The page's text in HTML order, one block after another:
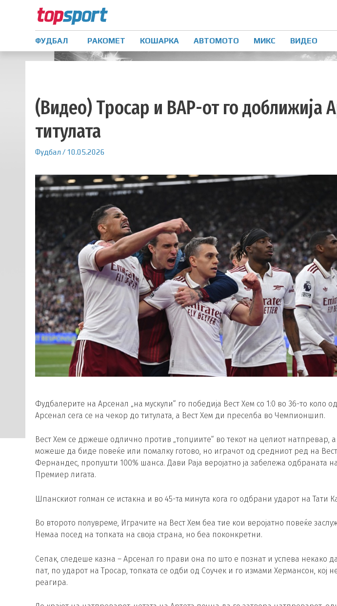
ФУДБАЛ РАКОМЕТ КОШАРКА АВТОМОТО МИКС ВИДЕО
(Видео) Тросар и ВАР-от го доближија
титулата
Фудбал / 10.05.2026
Фудбалерите на Арсенал „на мускули“ го победија Вест Хем со 1:0 во 36-то коло
Арсенал сега се на чекор до титулата, а Вест Хем ди преселба во Чемпионшип.
Вест Хем се држеше одлично против „топџиите“ во текот на целиот натпревар, а
можеше да биде повеќе или помалку готово, но играчот од средниот ред на
Фернандес, пропушти 100% шанса. Дави Раја веројатно ја забележа одбраната
Премиер лигата.
Шпанскиот голман се истакна и во 45-та минута кога го одбрани ударот на Тати
Во второто полувреме, Играчите на Вест Хем беа тие кои веројатно повеќе
Немаа посед на топката на своја страна, но беа поконкретни.
Сепак, следеше казна – Арсенал го прави она по што е познат и успева некако
пат, по ударот на Тросар, топката се одби од Соучек и го измами Хермансон, кој
реагира.